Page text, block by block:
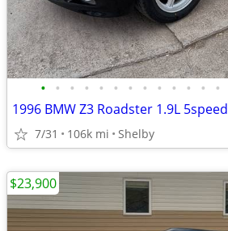
• • • • • • • • • • • • •
1996 BMW Z3 Roadster 1.9L 5speed
7/31 106k mi Shelby
$23,900